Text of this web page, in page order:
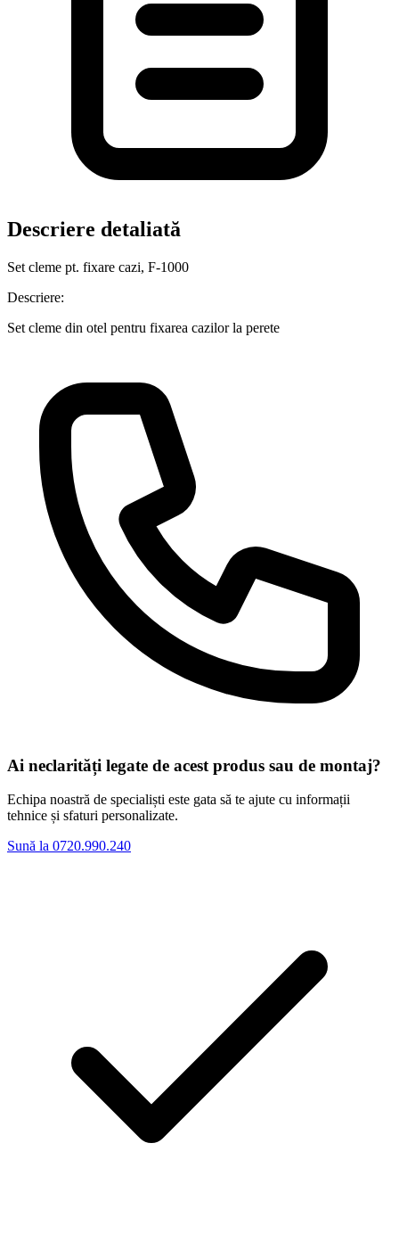
Descriere detaliată
Set cleme pt. fixare cazi, F-1000
Descriere:
Set cleme din otel pentru fixarea cazilor la perete
Ai neclarități legate de acest produs sau de montaj?
Echipa noastră de specialiști este gata să te ajute cu informații
tehnice și sfaturi personalizate.
Sună la 0720.990.240